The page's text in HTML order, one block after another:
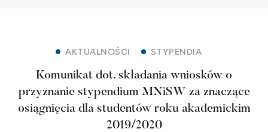
AKTUALNOŚCI STYPENDIA
Komunikat dot. składania wniosków o
przyznanie stypendium MNiSW za znaczące
osiągnięcia dla studentów roku akademickim
2019/2020